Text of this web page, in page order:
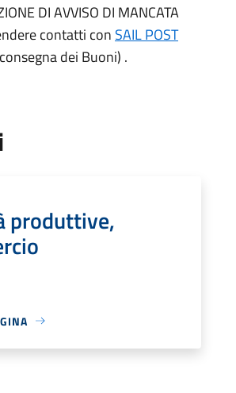
DI AVVISO DI MANCATA
contatti con SAIL POST
dei Buoni) .
produttive,